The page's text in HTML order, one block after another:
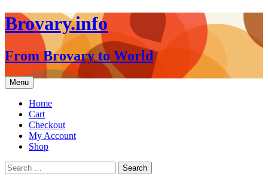
Brovary.info
From Brovary to World
Menu Skip
to
content
Home
Cart
Checkout
My Account
Shop
Search
for: